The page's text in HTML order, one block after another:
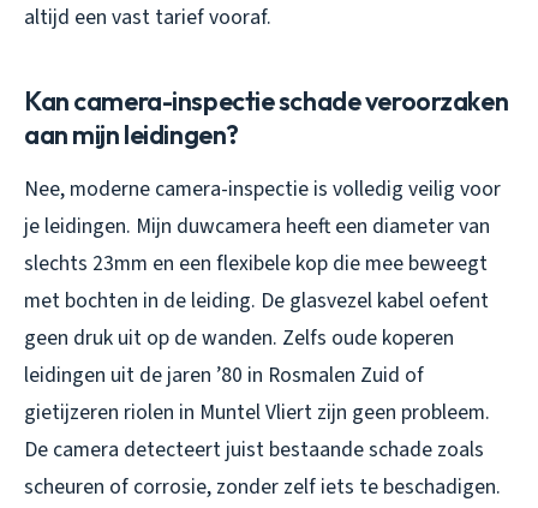
altijd een vast tarief vooraf.
Kan camera-inspectie schade veroorzaken
aan mijn leidingen?
Nee, moderne camera-inspectie is volledig veilig voor
je leidingen. Mijn duwcamera heeft een diameter van
slechts 23mm en een flexibele kop die mee beweegt
met bochten in de leiding. De glasvezel kabel oefent
geen druk uit op de wanden. Zelfs oude koperen
leidingen uit de jaren ’80 in Rosmalen Zuid of
gietijzeren riolen in Muntel Vliert zijn geen probleem.
De camera detecteert juist bestaande schade zoals
scheuren of corrosie, zonder zelf iets te beschadigen.